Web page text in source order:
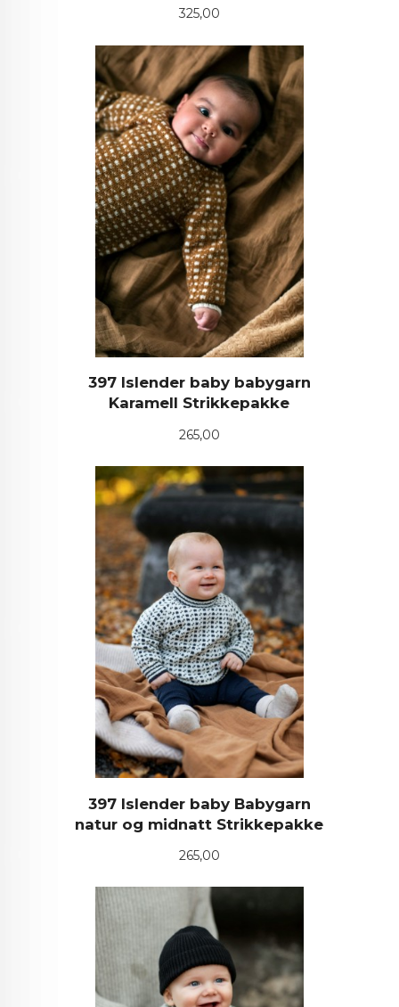
Pris
325,00
397 Islender baby babygarn
Karamell Strikkepakke
Pris
265,00
397 Islender baby Babygarn
natur og midnatt Strikkepakke
Pris
265,00